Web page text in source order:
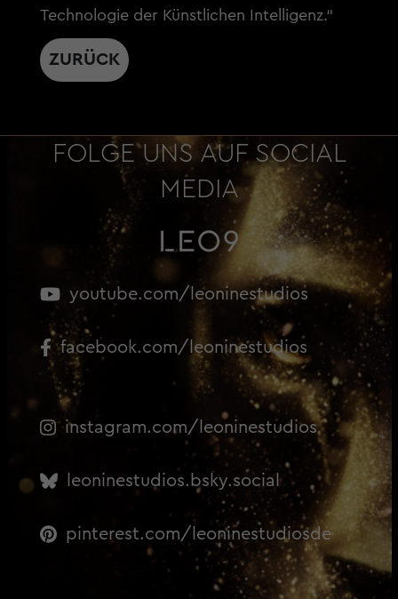
Technologie der Künstlichen Intelligenz.“
ZURÜCK
FOLGE UNS AUF SOCIAL
MEDIA
youtube.com/leoninestudios
facebook.com/leoninestudios
instagram.com/leoninestudios
leoninestudios.bsky.social
pinterest.com/leoninestudiosde